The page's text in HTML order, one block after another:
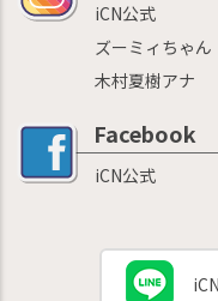
iCN公式
ズーミィちゃん
木村夏樹アナ
Facebook
iCN公式